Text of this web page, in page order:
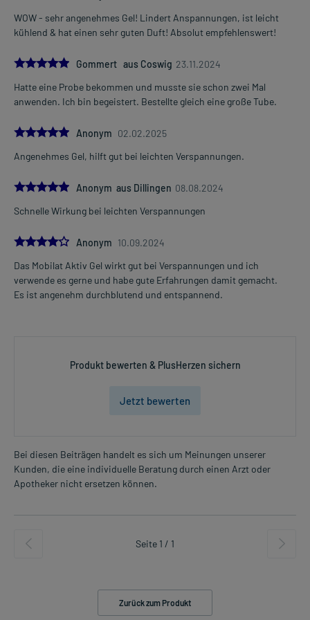
WOW - sehr angenehmes Gel! Lindert Anspannungen, ist leicht
kühlend & hat einen sehr guten Duft! Absolut empfehlenswert!
5.0
Gommert aus Coswig 23.11.2024
Hatte eine Probe bekommen und musste sie schon zwei Mal
anwenden. Ich bin begeistert. Bestellte gleich eine große Tube.
5.0Anonym 02.02.2025
Angenehmes Gel, hilft gut bei leichten Verspannungen.
5.0Anonym aus Dillingen 08.08.2024
Schnelle Wirkung bei leichten Verspannungen
4.0Anonym 10.09.2024
Das Mobilat Aktiv Gel wirkt gut bei Verspannungen und ich
verwende es gerne und habe gute Erfahrungen damit gemacht.
Es ist angenehm durchblutend und entspannend.
Produkt bewerten & PlusHerzen sichern
Jetzt bewerten
Bei diesen Beiträgen handelt es sich um Meinungen unserer
Kunden, die eine individuelle Beratung durch einen Arzt oder
Apotheker nicht ersetzen können.
Seite 1 / 1
Zurück zum Produkt